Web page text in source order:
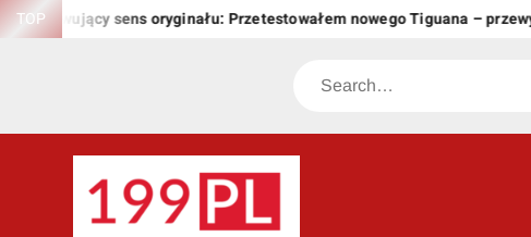
Skip
TOP sens oryginału: Przetestowałem nowego Tiguana –
Search